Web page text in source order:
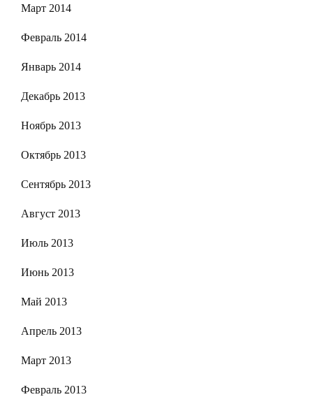
Март 2014
Февраль 2014
Январь 2014
Декабрь 2013
Ноябрь 2013
Октябрь 2013
Сентябрь 2013
Август 2013
Июль 2013
Июнь 2013
Май 2013
Апрель 2013
Март 2013
Февраль 2013